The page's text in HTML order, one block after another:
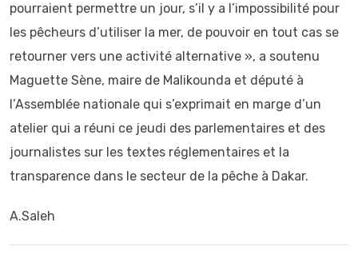
pourraient permettre un jour, s’il y a l’impossibilité pour
les pêcheurs d’utiliser la mer, de pouvoir en tout cas se
retourner vers une activité alternative », a soutenu
Maguette Sène, maire de Malikounda et député à
l’Assemblée nationale qui s’exprimait en marge d’un
atelier qui a réuni ce jeudi des parlementaires et des
journalistes sur les textes réglementaires et la
transparence dans le secteur de la pêche à Dakar.
A.Saleh